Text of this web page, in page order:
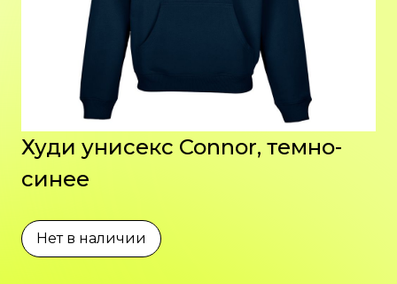
Худи унисекс Connor, темно-
синее
Нет в наличии